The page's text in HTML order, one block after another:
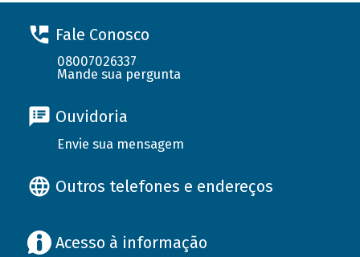
Fale Conosco
08007026337
Mande sua pergunta
Ouvidoria
Envie sua mensagem
Outros telefones e endereços
Acesso à informação